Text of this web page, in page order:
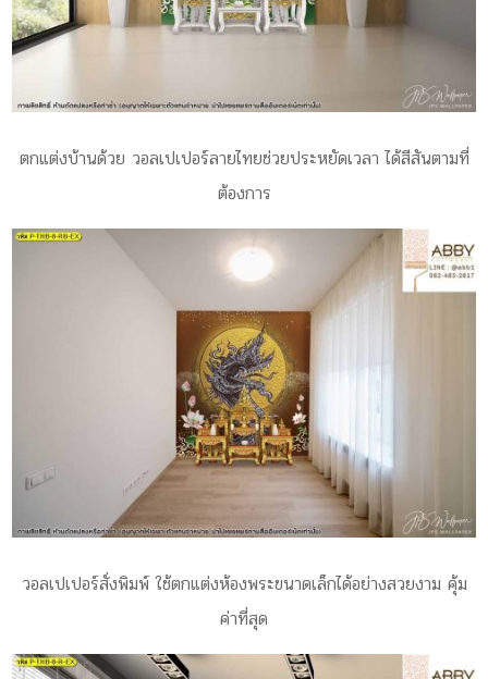
ตกแต่งบ้านด้วย วอลเปเปอร์ลายไทยช่วยประหยัดเวลา ได้สีสันตามที่
ต้องการ
วอลเปเปอร์สั่งพิมพ์ ใช้ตกแต่งห้องพระขนาดเล็กได้อย่างสวยงาม คุ้ม
ค่าที่สุด